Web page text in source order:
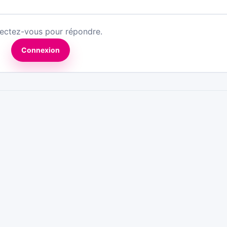
vous pour répondre.
Connexion